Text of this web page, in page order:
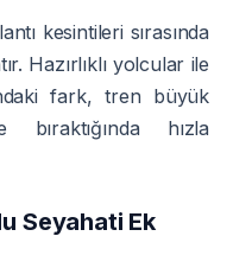
kesintileri sırasında
Hazırlıklı yolcular ile
fark, tren büyük
bıraktığında hızla
Seyahati Ek